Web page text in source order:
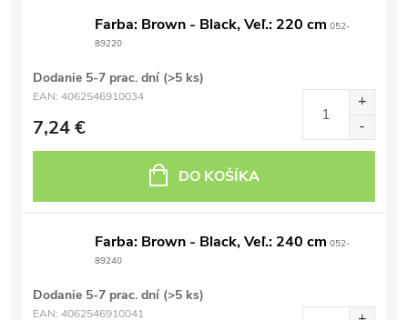
Farba: Brown - Black, Veľ.: 220 cm 052-
89220
Dodanie 5-7 prac. dní (>5 ks)
EAN: 4062546910034
7,24 €
DO KOŠÍKA
Farba: Brown - Black, Veľ.: 240 cm 052-
89240
Dodanie 5-7 prac. dní (>5 ks)
EAN: 4062546910041